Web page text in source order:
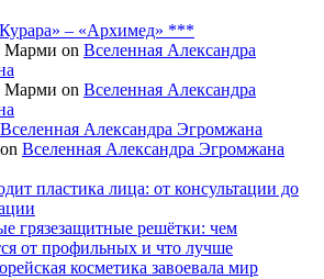
– «Архимед» ***
Марми on Вселенная Александра
Марми on Вселенная Александра
Вселенная Александра Эгромжана
Вселенная Александра Эгромжана
пластика лица: от консультации до
грязезащитные решётки: чем
от профильных и что лучше
косметика завоевала мир